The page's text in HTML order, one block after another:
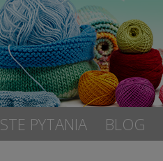
PYTANIA BLOG